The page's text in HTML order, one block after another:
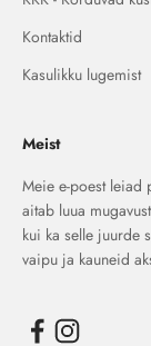
Kontaktid
Kasulikku lugemist
Meist
Meie e-poest leiad
aitab luua
kui ka selle juurde
vaipu ja kauneid